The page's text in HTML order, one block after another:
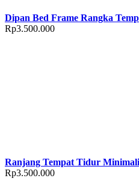
Dipan Bed Frame Rangka
Rp3.500.000
Ranjang Tempat Tidur
Rp3.500.000